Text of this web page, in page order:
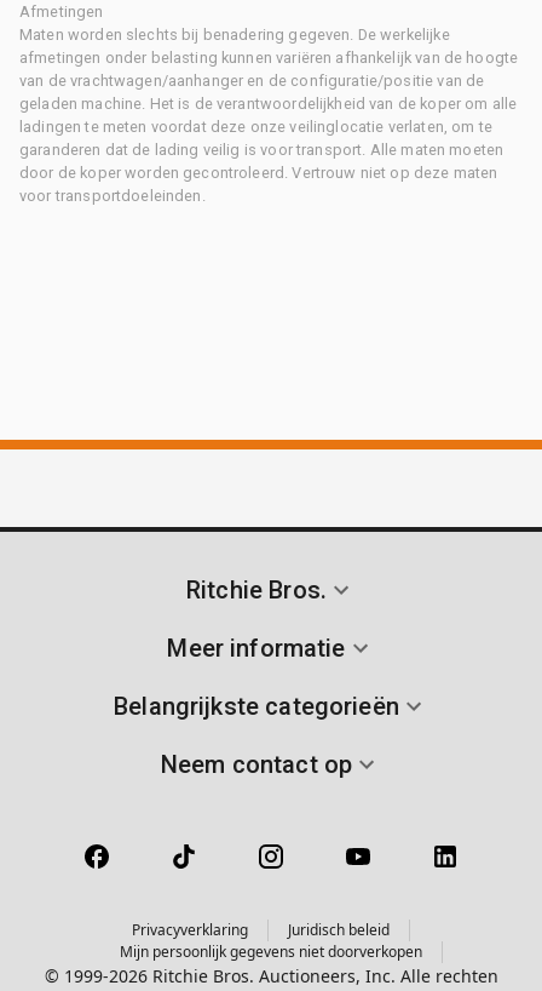
Afmetingen
Maten worden slechts bij benadering gegeven. De werkelijke
afmetingen onder belasting kunnen variëren afhankelijk van de hoogte
van de vrachtwagen/aanhanger en de configuratie/positie van de
geladen machine. Het is de verantwoordelijkheid van de koper om alle
ladingen te meten voordat deze onze veilinglocatie verlaten, om te
garanderen dat de lading veilig is voor transport. Alle maten moeten
door de koper worden gecontroleerd. Vertrouw niet op deze maten
voor transportdoeleinden.
Ritchie Bros.
Meer informatie
Belangrijkste categorieën
Neem contact op
Privacyverklaring
Juridisch beleid
Mijn persoonlijk gegevens niet doorverkopen
© 1999-2026 Ritchie Bros. Auctioneers, Inc. Alle rechten